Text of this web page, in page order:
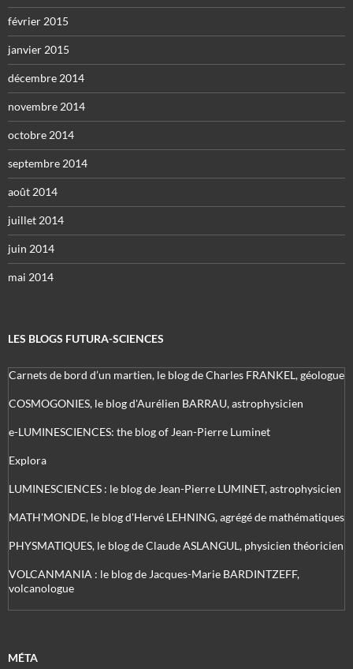
février 2015
janvier 2015
décembre 2014
novembre 2014
octobre 2014
septembre 2014
août 2014
juillet 2014
juin 2014
mai 2014
LES BLOGS FUTURA-SCIENCES
Carnets de bord d’un martien, le blog de Charles FRANKEL, géologue
COSMOGONIES, le blog d'Aurélien BARRAU, astrophysicien
e-LUMINESCIENCES: the blog of Jean-Pierre Luminet
Explora
LUMINESCIENCES : le blog de Jean-Pierre LUMINET, astrophysicien
MATH'MONDE, le blog d'Hervé LEHNING, agrégé de mathématiques
PHYSMATIQUES, le blog de Claude ASLANGUL, physicien théoricien
VOLCANMANIA : le blog de Jacques-Marie BARDINTZEFF,
volcanologue
MÉTA